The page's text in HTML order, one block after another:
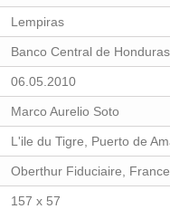
Lempiras
Banco Central de Honduras
06.05.2010
Marco Aurelio Soto
L'ile du Tigre, Puerto de
Oberthur Fiduciaire, France
157 x 57